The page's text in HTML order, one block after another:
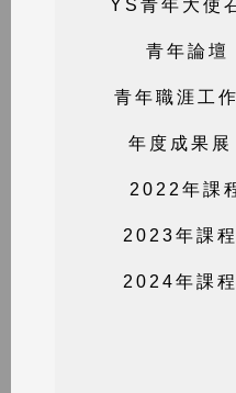
Y S 青年 大 使
青年論壇
青年職涯 工 作
年 度 成果 展
2 0 2 2 年課
2 0 2 3年課 程
2 0 2 4年課 程